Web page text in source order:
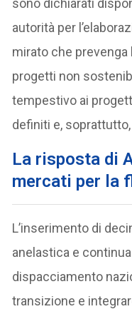
autorità per
mirato che prevenga
progetti non
tempestivo ai
definiti e,
La risposta di
mercati per la
L’inserimento di
anelastica e
dispacciamento
transizione e